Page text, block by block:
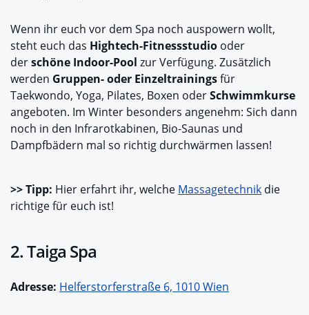
Wenn ihr euch vor dem Spa noch auspowern wollt,
steht euch das Hightech-Fitnessstudio oder
derschöne Indoor-Pool zur Verfügung. Zusätzlich
werden Gruppen- oder Einzeltrainingsfür
Taekwondo, Yoga, Pilates, Boxen oderSchwimmkurse
angeboten. Im Winter besonders angenehm: Sich dann
noch in den Infrarotkabinen, Bio-Saunas und
Dampfbädern mal so richtig durchwärmen lassen!
>> Tipp: Hier erfahrt ihr, welche Massagetechnik die
richtige für euch ist!
2. Taiga Spa
Adresse: Helferstorferstraße 6, 1010 Wien